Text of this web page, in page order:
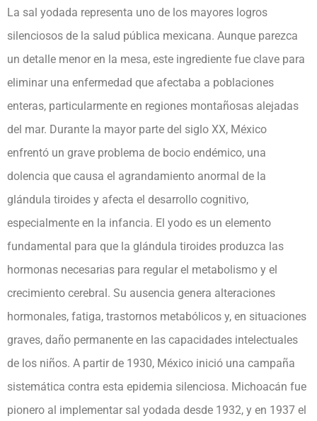
La sal yodada representa uno de los mayores logros
silenciosos de la salud pública mexicana. Aunque parezca
un detalle menor en la mesa, este ingrediente fue clave para
eliminar una enfermedad que afectaba a poblaciones
enteras, particularmente en regiones montañosas alejadas
del mar. Durante la mayor parte del siglo XX, México
enfrentó un grave problema de bocio endémico, una
dolencia que causa el agrandamiento anormal de la
glándula tiroides y afecta el desarrollo cognitivo,
especialmente en la infancia. El yodo es un elemento
fundamental para que la glándula tiroides produzca las
hormonas necesarias para regular el metabolismo y el
crecimiento cerebral. Su ausencia genera alteraciones
hormonales, fatiga, trastornos metabólicos y, en situaciones
graves, daño permanente en las capacidades intelectuales
de los niños. A partir de 1930, México inició una campaña
sistemática contra esta epidemia silenciosa. Michoacán fue
pionero al implementar sal yodada desde 1932, y en 1937 el